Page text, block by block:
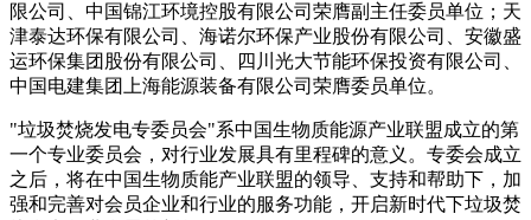
限公司、中国锦江环境控股有限公司荣膺副主任委员单位；天
津泰达环保有限公司、海诺尔环保产业股份有限公司、安徽盛
运环保集团股份有限公司、四川光大节能环保投资有限公司、
中国电建集团上海能源装备有限公司荣膺委员单位。
"垃圾焚烧发电专委员会"系中国生物质能源产业联盟成立的第
一个专业委员会，对行业发展具有里程碑的意义。专委会成立
之后，将在中国生物质能产业联盟的领导、支持和帮助下，加
强和完善对会员企业和行业的服务功能，开启新时代下垃圾焚